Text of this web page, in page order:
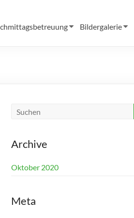
Bildergalerie
Archive
Oktober 2020
Meta